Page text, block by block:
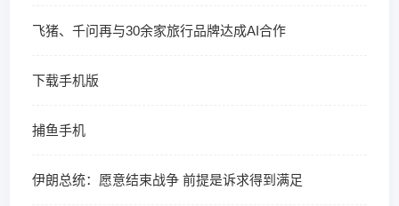
飞猪、千问再与30余家旅行品牌达成AI合作
下载手机版
捕鱼手机
伊朗总统：愿意结束战争 前提是诉求得到满足